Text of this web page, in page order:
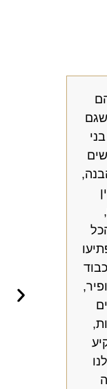
שגם